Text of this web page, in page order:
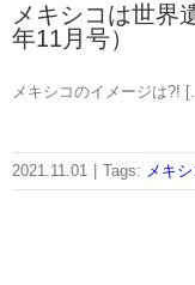
メキシコは世界
年11月号）
メキシコのイメージは?!
2021.11.01 Tags: メキシ